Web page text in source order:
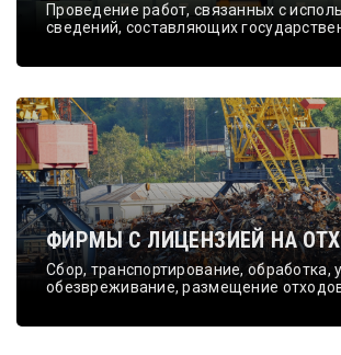
Проведение работ, связанных с
сведений, составляющих
ФИРМЫ С ЛИЦЕНЗИЕЙ НА
Сбор, транспортирование, обработка,
обезвреживание, размещение